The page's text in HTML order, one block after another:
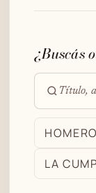
¿Buscás
Buscar
en
archivo
LA